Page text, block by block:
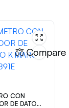
Compare
CON
DE DATOS